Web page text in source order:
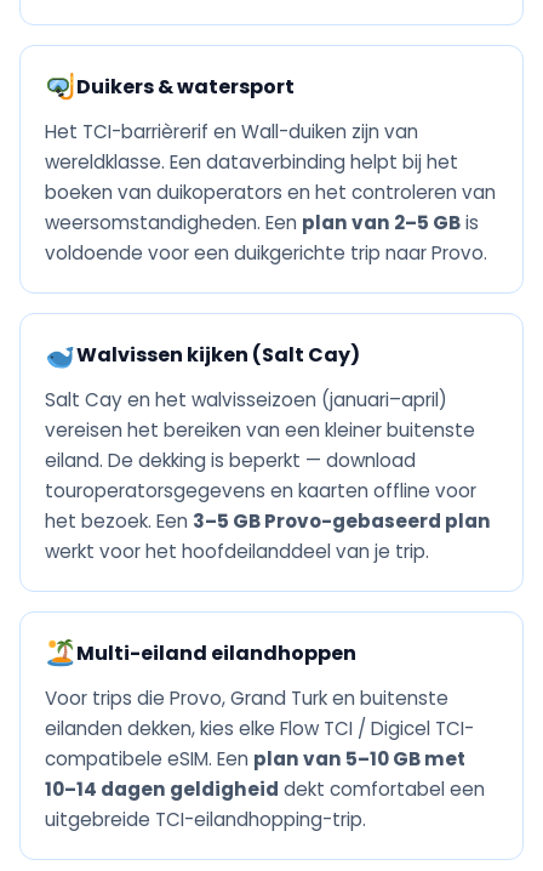
Duikers & watersport
Het TCI-barrièrerif en Wall-duiken zijn van
wereldklasse. Een dataverbinding helpt bij het
boeken van duikoperators en het controleren van
weersomstandigheden. Een plan van 2–5 GBis
voldoende voor een duikgerichte trip naar Provo.
Walvissen kijken (Salt Cay)
Salt Cay en het walvisseizoen (januari–april)
vereisen het bereiken van een kleiner buitenste
eiland. De dekking is beperkt — download
touroperatorsgegevens en kaarten offline voor
het bezoek. Een 3–5 GB Provo-gebaseerd plan
werkt voor het hoofdeilanddeel van je trip.
Multi-eiland eilandhoppen
Voor trips die Provo, Grand Turk en buitenste
eilanden dekken, kies elke Flow TCI / Digicel TCI-
compatibele eSIM. Een plan van 5–10 GB met
10–14 dagen geldigheid dekt comfortabel een
uitgebreide TCI-eilandhopping-trip.